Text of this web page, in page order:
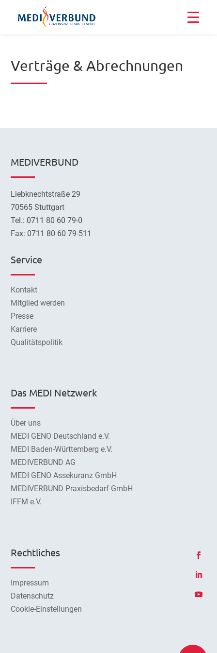
Verträge & Abrechnungen
MEDIVERBUND
Liebknechtstraße 29
70565 Stuttgart
Tel.: 0711 80 60 79-0
Fax: 0711 80 60 79-511
Service
Kontakt
Mitglied werden
Presse
Karriere
Qualitätspolitik
Das MEDI Netzwerk
Über uns
MEDI GENO Deutschland e.V.
MEDI Baden-Württemberg e.V.
MEDIVERBUND AG
MEDI GENO Assekuranz GmbH
MEDIVERBUND Praxisbedarf GmbH
IFFM e.V.
Rechtliches
Impressum
Datenschutz
Cookie-Einstellungen